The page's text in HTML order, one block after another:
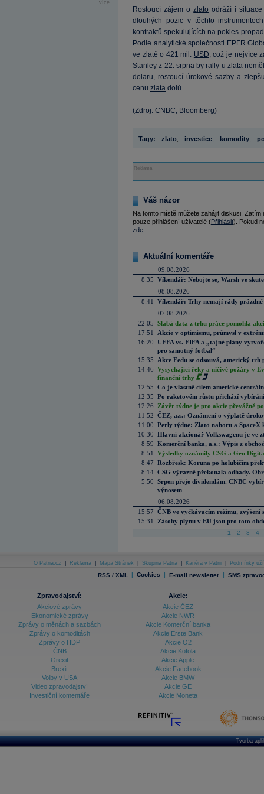
více...
Rostoucí zájem ozlato odráží i
dlouhých pozic v těchto
kontraktů spekulujících na pokles
Podle analytické společnosti EPFR
ve zlatě o 421 mil. USD, což je nejvíce
Stanley z 22. srpna by rally u zlata
dolaru, rostoucí úrokovésazby a
cenu zlata dolů.
(Zdroj: CNBC, Bloomberg)
Tagy: zlato investice komodity
Reklama
Váš názor
Na tomto místě můžete zahájit diskusi.
pouze přihlášení uživatelé (Přihlásit). Pokud
zde
Aktuální komentáře
09.08.2026
8:35 Víkendář: Nebojte se, Warsh ve
08.08.2026
8:41
Víkendář: Trhy nemají rády prázdné
07.08.2026
22:05 Slabá data z trhu práce pomohla
17:51
Akcie v optimismu, průmysl v
16:20 UEFA vs. FIFA a „tajné plány
pro samotný fotbal“
15:35
Akce Fedu se odsouvá, americký
14:46 Vysychající řeky a ničivé požáry v
finanční trhy
12:55 Co je vlastně cílem americké
12:35 Po raketovém růstu přichází
12:26
Závěr týdne je pro akcie převážně
11:52 ČEZ, a.s.: Oznámení o výplatě
11:00 Perly týdne: Zlato nahoru a SpaceX
10:30 Hlavní akcionář Volkswagenu je ve
8:59 Komerční banka, a.s.: Výpis z
8:51
Výsledky oznámily CSG a Gen
8:47 Rozbřesk: Koruna po holubičím
8:14 CSG výrazně překonala odhady.
5:50 Srpen přeje dividendám. CNBC
výnosem
06.08.2026
15:57 ČNB ve vyčkávacím režimu, zvýšení
15:31
Zásoby plynu v EU jsou pro toto
1 2 3 4
O Patria.cz Reklama Mapa Stránek Skupina Patria Kariéra v Patrii Podmínky
RSS / XML | Cookies | E-mail newsletter | SMS
Zpravodajství:
Akciové zprávy
Ekonomické zprávy
Zprávy o měnách a sazbách
Zprávy o komoditách
Zprávy o HDP
ČNB
Grexit
Brexit
Volby v USA
Video zpravodajství
Investiční komentáře
Akcie:
Akcie ČEZ
Akcie NWR
Akcie Komerční banka
Akcie Erste Bank
Akcie O2
Akcie Kofola
Akcie Apple
Akcie Facebook
Akcie BMW
Akcie GE
Akcie Moneta
Tvorba